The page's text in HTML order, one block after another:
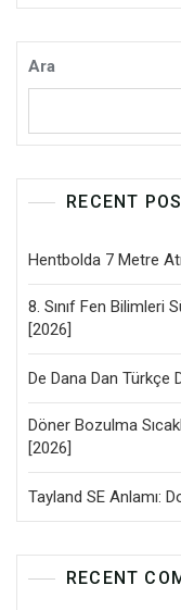
Ara
RECENT
Hentbolda 7 Metre
8. Sınıf Fen Bilimleri
[2026]
De Dana Dan Türkçe
Döner Bozulma
[2026]
Tayland SE Anlamı:
RECENT